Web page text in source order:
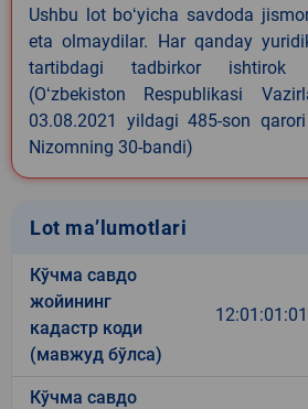
Ushbu lot boʻyicha savdoda
eta olmaydilar. Har qanday
tartibdagi tadbirkor ishtirok
(Oʻzbekiston Respublikasi
03.08.2021 yildagi 485-son
Nizomning 30-bandi)
Lot ma’lumotlari
Кўчма савдо
жойининг
кадастр коди
(мавжуд бўлса)
Кўчма савдо